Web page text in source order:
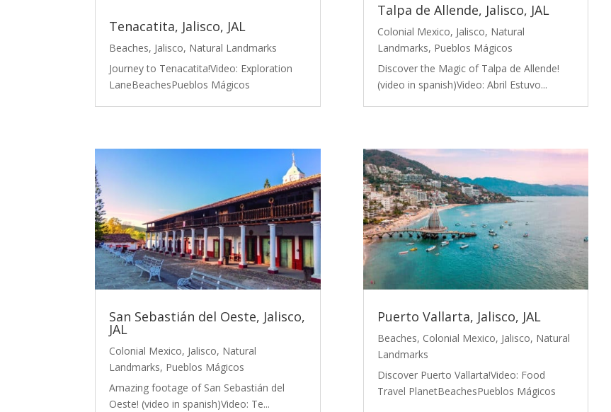
Tenacatita, Jalisco, JAL
Beaches, Jalisco, Natural Landmarks
Journey to Tenacatita!Video: Exploration
LaneBeachesPueblos Mágicos
San Sebastián del Oeste, Jalisco,
JAL
Colonial Mexico, Jalisco, Natural
Landmarks, Pueblos Mágicos
Amazing footage of San Sebastián del
Oeste! (video in spanish)Video: Te...
Talpa de Allende, Jalisco, JAL
Colonial Mexico, Jalisco, Natural
Landmarks, Pueblos Mágicos
Discover the Magic of Talpa de Allende!
(video in spanish)Video: Abril Estuvo...
Puerto Vallarta, Jalisco, JAL
Beaches, Colonial Mexico, Jalisco, Natural
Landmarks
Discover Puerto Vallarta!Video: Food
Travel PlanetBeachesPueblos Mágicos